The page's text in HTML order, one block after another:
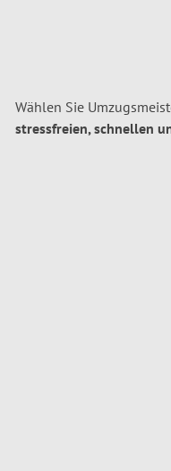
Wählen Sie
stressfreien, schnellen